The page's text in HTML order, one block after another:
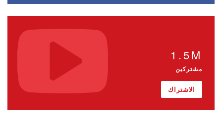
1.5M
مشتركين
الاشتراك